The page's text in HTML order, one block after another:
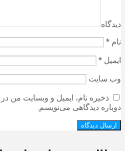
دیدگاه
نام *
ایمیل *
وب‌ سایت
ذخیره نام، ایمیل و وبسایت من
دوباره دیدگاهی می‌نویسم.